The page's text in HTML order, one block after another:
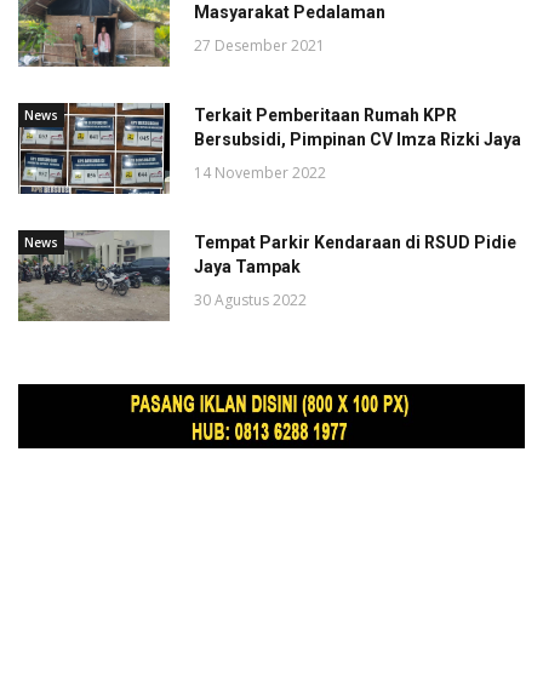
Masyarakat Pedalaman
27 Desember 2021
News
Terkait Pemberitaan Rumah KPR
Bersubsidi, Pimpinan CV Imza Rizki Jaya
14 November 2022
News
Tempat Parkir Kendaraan di RSUD Pidie
Jaya Tampak
30 Agustus 2022